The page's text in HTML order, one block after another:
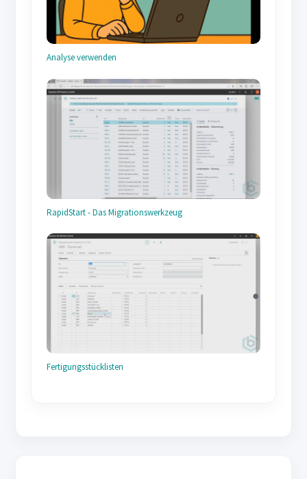
Analyse verwenden
RapidStart - Das Migrationswerkzeug
Fertigungsstücklisten